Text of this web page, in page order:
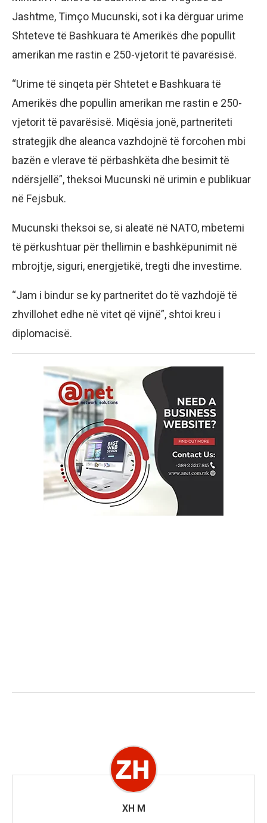
Jashtme, Timço Mucunski, sot i ka dërguar urime
Shteteve të Bashkuara të Amerikës dhe popullit
amerikan me rastin e 250-vjetorit të pavarësisë.
“Urime të sinqeta për Shtetet e Bashkuara të
Amerikës dhe popullin amerikan me rastin e 250-
vjetorit të pavarësisë. Miqësia jonë, partneriteti
strategjik dhe aleanca vazhdojnë të forcohen mbi
bazën e vlerave të përbashkëta dhe besimit të
ndërsjellë”, theksoi Mucunski në urimin e publikuar
në Fejsbuk.
Mucunski theksoi se, si aleatë në NATO, mbetemi
të përkushtuar për thellimin e bashkëpunimit në
mbrojtje, siguri, energjetikë, tregti dhe investime.
“Jam i bindur se ky partneritet do të vazhdojë të
zhvillohet edhe në vitet që vijnë”, shtoi kreu i
diplomacisë.
XH M